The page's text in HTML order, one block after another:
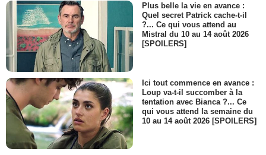
Plus belle la vie en avance :
Quel secret Patrick cache-t-il
?... Ce qui vous attend au
Mistral du 10 au 14 août 2026
[SPOILERS]
Ici tout commence en avance :
Loup va-t-il succomber à la
tentation avec Bianca ?... Ce
qui vous attend la semaine du
10 au 14 août 2026 [SPOILERS]